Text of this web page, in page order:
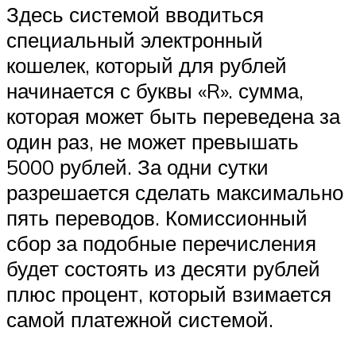
Здесь системой вводиться
специальный электронный
кошелек, который для рублей
начинается с буквы «R». сумма,
которая может быть переведена за
один раз, не может превышать
5000 рублей. За одни сутки
разрешается сделать максимально
пять переводов. Комиссионный
сбор за подобные перечисления
будет состоять из десяти рублей
плюс процент, который взимается
самой платежной системой.